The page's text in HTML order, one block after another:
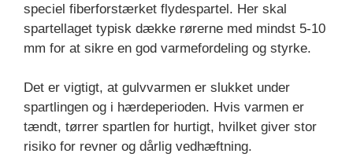
speciel fiberforstærket flydespartel. Her skal
spartellaget typisk dække rørerne med mindst 5-10
mm for at sikre en god varmefordeling og styrke.
Det er vigtigt, at gulvvarmen er slukket under
spartlingen og i hærdeperioden. Hvis varmen er
tændt, tørrer spartlen for hurtigt, hvilket giver stor
risiko for revner og dårlig vedhæftning.